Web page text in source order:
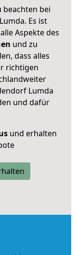
beachten bei
Es ist
Aspekte des
und zu
dass alles
richtigen
Lumda
und dafür
und erhalten